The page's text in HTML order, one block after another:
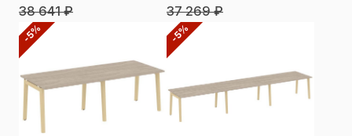
38 641 ₽
37 269 ₽
-5% -5%